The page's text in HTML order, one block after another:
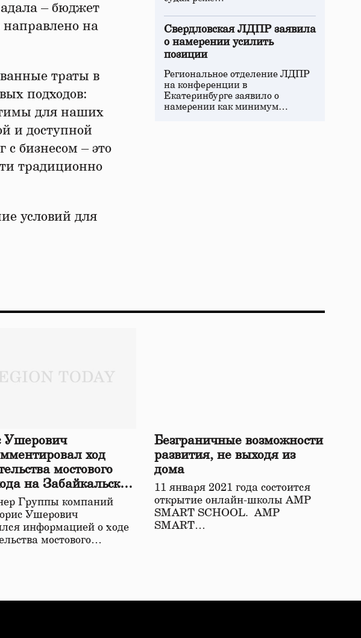
– бюджет
на
траты в
подходов:
для наших
и доступной
с бизнесом – это
традиционно
условий для
Свердловская ЛДПР заявила
о намерении усилить
позиции
Региональное отделение ЛДПР
на конференции в
Екатеринбурге заявило о
намерении как минимум…
Ушерович
ход
мостового
на Забайкальской
дороге
Группы компаний
Ушерович
информацией о ходе
мостового…
Безграничные возможности
развития, не выходя из
дома
11 января 2021 года состоится
открытие онлайн-школы АМР
SMART SCHOOL. АМР
SMART…